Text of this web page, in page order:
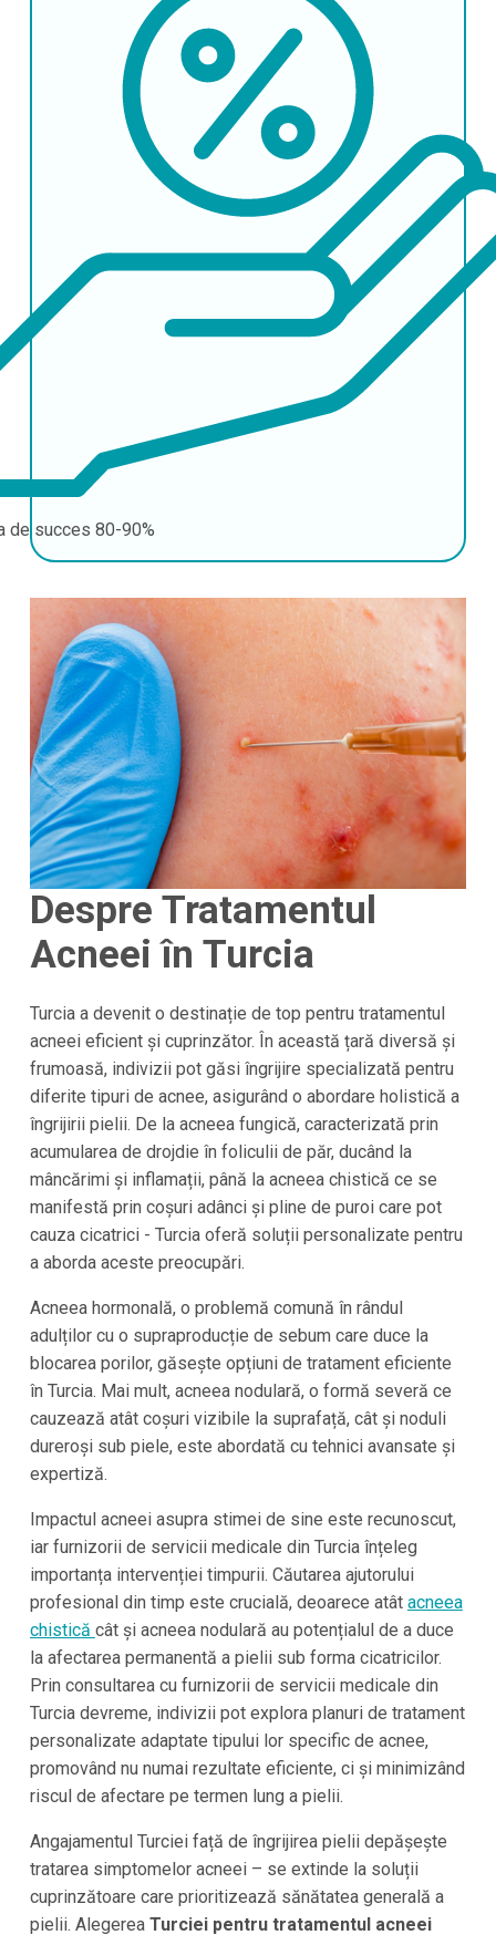
de succes 80-90%
Despre Tratamentul
Acneei în Turcia
Turcia a devenit o destinație de top pentru tratamentul
acneei eficient și cuprinzător. În această țară diversă și
frumoasă, indivizii pot găsi îngrijire specializată pentru
diferite tipuri de acnee, asigurând o abordare holistică a
îngrijirii pielii. De la acneea fungică, caracterizată prin
acumularea de drojdie în foliculii de păr, ducând la
mâncărimi și inflamații, până la acneea chistică ce se
manifestă prin coșuri adânci și pline de puroi care pot
cauza cicatrici - Turcia oferă soluții personalizate pentru
a aborda aceste preocupări.
Acneea hormonală, o problemă comună în rândul
adulților cu o supraproducție de sebum care duce la
blocarea porilor, găsește opțiuni de tratament eficiente
în Turcia. Mai mult, acneea nodulară, o formă severă ce
cauzează atât coșuri vizibile la suprafață, cât și noduli
dureroși sub piele, este abordată cu tehnici avansate și
expertiză.
Impactul acneei asupra stimei de sine este recunoscut,
iar furnizorii de servicii medicale din Turcia înțeleg
importanța intervenției timpurii. Căutarea ajutorului
profesional din timp este crucială, deoarece atât acneea
chistică cât și acneea nodulară au potențialul de a duce
la afectarea permanentă a pielii sub forma cicatricilor.
Prin consultarea cu furnizorii de servicii medicale din
Turcia devreme, indivizii pot explora planuri de tratament
personalizate adaptate tipului lor specific de acnee,
promovând nu numai rezultate eficiente, ci și minimizând
riscul de afectare pe termen lung a pielii.
Angajamentul Turciei față de îngrijirea pielii depășește
tratarea simptomelor acneei – se extinde la soluții
cuprinzătoare care prioritizează sănătatea generală a
pielii. Alegerea Turciei pentru tratamentul acneei